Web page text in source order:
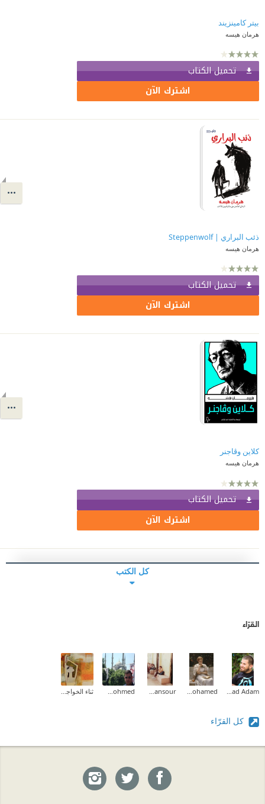
بيتر كامينزيند
هرمان هيسه
تحميل الكتاب
اشترك الآن
ذئب البراري | Steppenwolf
هرمان هيسه
تحميل الكتاب
اشترك الآن
كلاين وڤاجنر
هرمان هيسه
تحميل الكتاب
اشترك الآن
كل الكتب
القرّاء
كل القرّاء